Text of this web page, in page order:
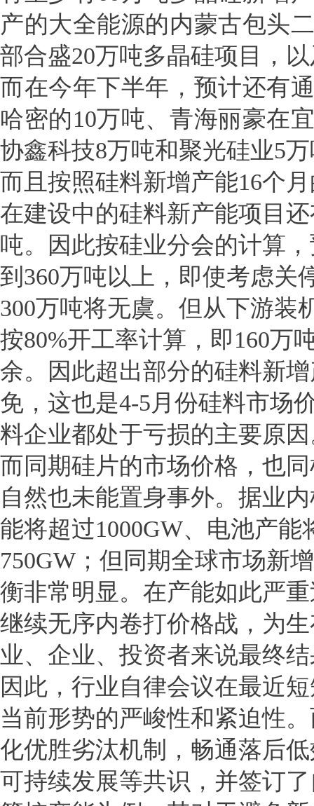
产的大全能源的内蒙古包头
部合盛20万吨多晶硅项目，
而在今年下半年，预计还有
哈密的10万吨、青海丽豪在
协鑫科技8万吨和聚光硅业5
而且按照硅料新增产能16个
在建设中的硅料新产能项目
吨。因此按硅业分会的计算
到360万吨以上，即使考虑关
300万吨将无虞。但从下游装
按80%开工率计算，即160万
余。因此超出部分的硅料新
免，这也是4-5月份硅料市场
料企业都处于亏损的主要原
而同期硅片的市场价格，也
自然也未能置身事外。据业
能将超过1000GW、电池产
750GW；但同期全球市场新
衡非常明显。在产能如此严
继续无序内卷打价格战，为
业、企业、投资者来说最终
因此，行业自律会议在最近
当前形势的严峻性和紧迫性
化优胜劣汰机制，畅通落后
可持续发展等共识，并签订